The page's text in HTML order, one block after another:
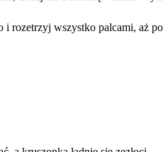
rozetrzyj wszystko palcami, aż